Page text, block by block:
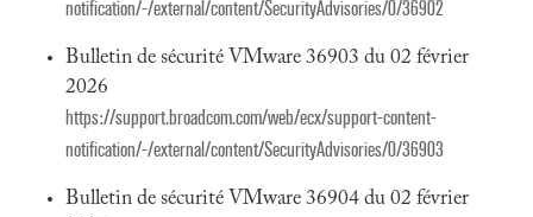
notification/-/external/content/SecurityAdvisories/0/36902
Bulletin de sécurité VMware 36903 du 02 février
2026
https://support.broadcom.com/web/ecx/support-content-
notification/-/external/content/SecurityAdvisories/0/36903
Bulletin de sécurité VMware 36904 du 02 février